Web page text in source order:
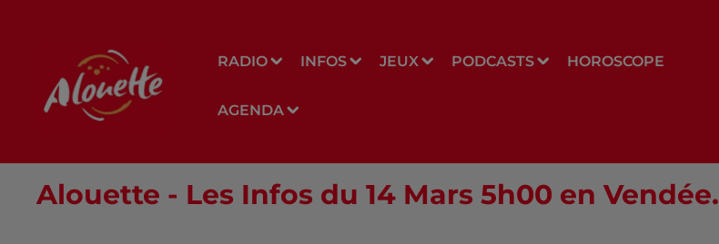
RADIO INFOS JEUX PODCASTS HOROSCOPE
AGENDA
Alouette - Les Infos du 14 Mars 5h00 en Vendée.